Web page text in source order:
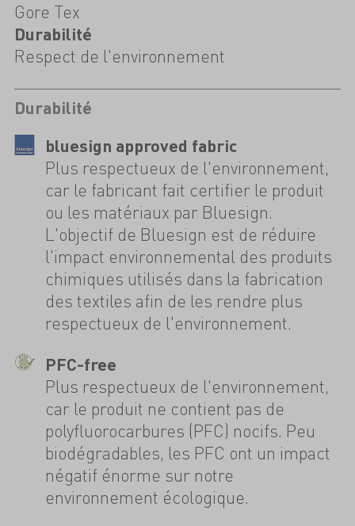
Gore Tex
Durabilité
Respect de l'environnement
Durabilité
bluesign approved fabric
Plus respectueux de l'environnement,
car le fabricant fait certifier le produit
ou les matériaux par Bluesign.
L'objectif de Bluesign est de réduire
l'impact environnemental des produits
chimiques utilisés dans la fabrication
des textiles afin de les rendre plus
respectueux de l'environnement.
PFC-free
Plus respectueux de l'environnement,
car le produit ne contient pas de
polyfluorocarbures (PFC) nocifs. Peu
biodégradables, les PFC ont un impact
négatif énorme sur notre
environnement écologique.